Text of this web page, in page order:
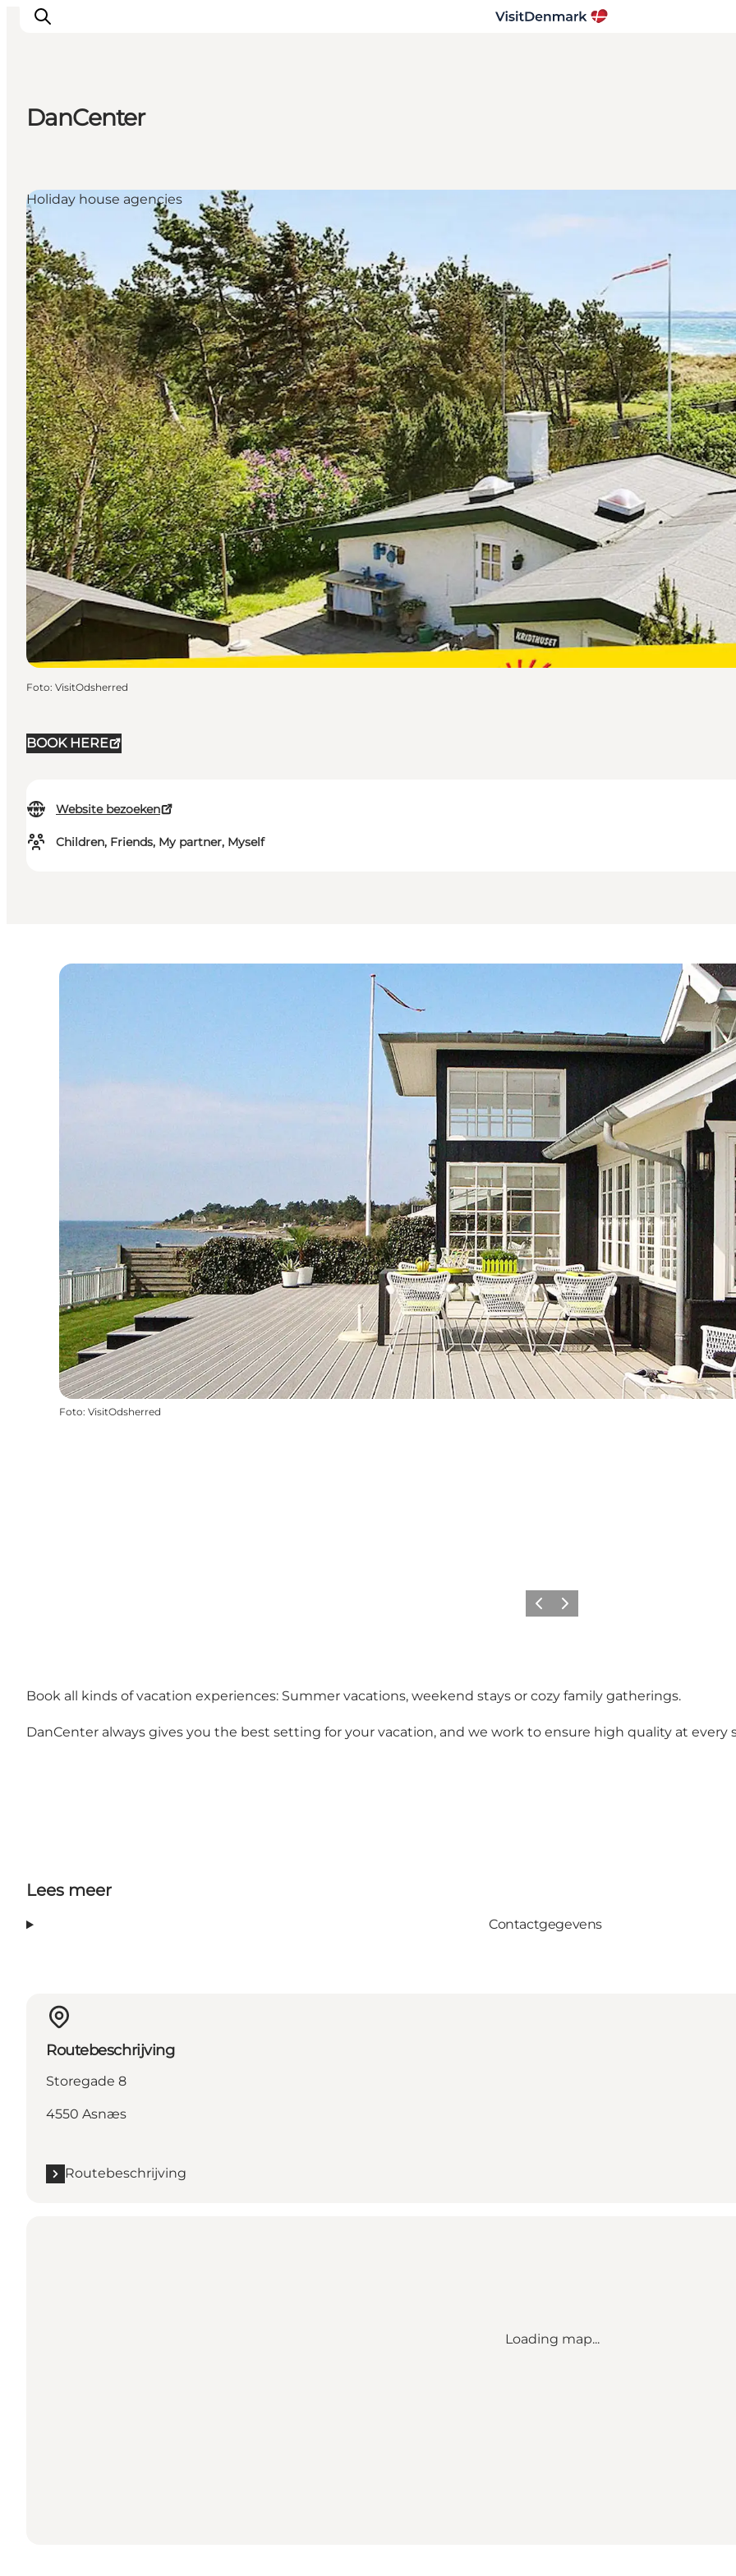
Wat te doen
Accommodaties
Plan je reis
DanCenter
BOOK HERE
Website bezoeken
Children, Friends, My partner, Myself
Holiday house agencies
Foto: VisitOdsherred
Foto: VisitOdsherred
Vorige Volgende
Book all kinds of vacation experiences: Summer vacations, weekend stays or cozy family gatherings.
DanCenter always gives you the best setting for your vacation, and we work to ensure high quality at every
Lees meer
Contactgegevens
Routebeschrijving
Storegade 8
4550 Asnæs
Routebeschrijving
Loading map...